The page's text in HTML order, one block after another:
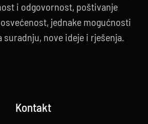
i odgovornost, poštivanje
jednake mogućnosti
suradnju, nove ideje i rješenja.
Kontakt